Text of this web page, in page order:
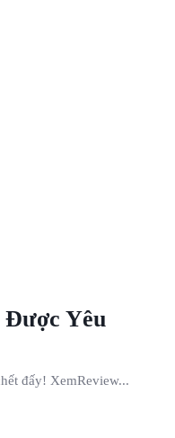
Được Yêu
đấy! XemReview...